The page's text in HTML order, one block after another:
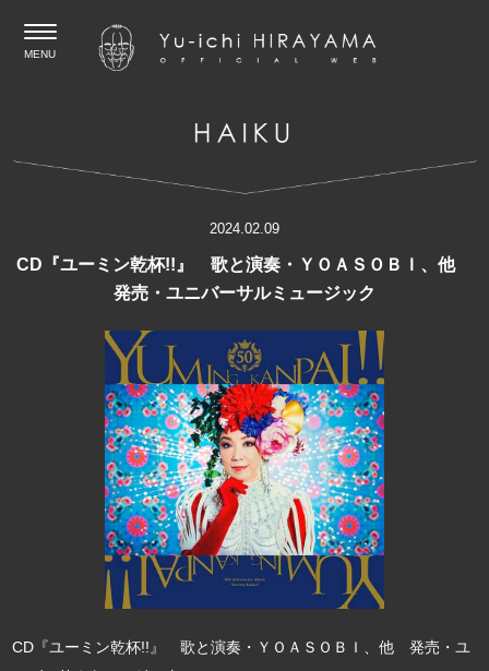
MENU
2024.02.09
CD『ユーミン乾杯!!』 歌と演奏・ＹＯＡＳＯＢＩ、他
発売・ユニバーサルミュージック
CD『ユーミン乾杯!!』 歌と演奏・ＹＯＡＳＯＢＩ、他 発売・ユ